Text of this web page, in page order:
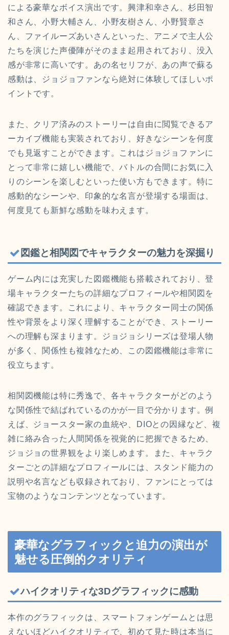
による豪華なボイス演出です。興津和幸さん、杉田智
和さん、小野大輔さん、小野友樹さん、小野賢章さ
ん、ファイルーズあいさんといった、アニメで主人公
たちを演じた声優陣がそのまま起用されており、没入
感が非常に高いです。あの名セリフが、あの声で蘇る
感動は、ジョジョファンなら絶対に体験してほしいポ
イントです。
また、クリア済みのストーリーは自由に閲覧できるア
ーカイブ機能も実装されており、好きなシーンを何度
でも見返すことができます。これはジョジョファンに
とって非常に嬉しい機能で、バトルの合間にお気に入
りのシーンを楽しむといった使い方もできます。特に
感動的なシーンや、印象的な名言が登場する場面は、
何度見ても新鮮な感動を味わえます。
図鑑と相関図でキャラクターの魅力を深掘り
ゲーム内には充実した図鑑機能も搭載されており、登
場キャラクターたちの詳細なプロフィールや相関図を
確認できます。これにより、キャラクター同士の関係
性や背景をより深く理解することができ、ストーリー
への理解も深まります。ジョジョシリーズは登場人物
が多く、関係性も複雑なため、この図鑑機能は非常に
役立ちます。
相関図機能は特に秀逸で、各キャラクターがどのよう
な関係性で結ばれているのかが一目で分かります。例
えば、ジョースター家の血統や、DIOとの因縁など、複
雑に絡み合った人間関係を視覚的に把握できるため、
ジョジョの世界観をより楽しめます。また、キャラク
ターごとの詳細なプロフィールには、スタンド能力の
説明や名言なども収録されており、ファンにとっては
宝物のようなコンテンツとなっています。
豪華なグラフィックと迫力の演出が
魅せる圧倒的クオリティ
ハイクオリティな3Dグラフィックに感動
本作のグラフィックは、スマートフォンゲームとは思
えないほどハイクオリティで、初めて見た時は本当に